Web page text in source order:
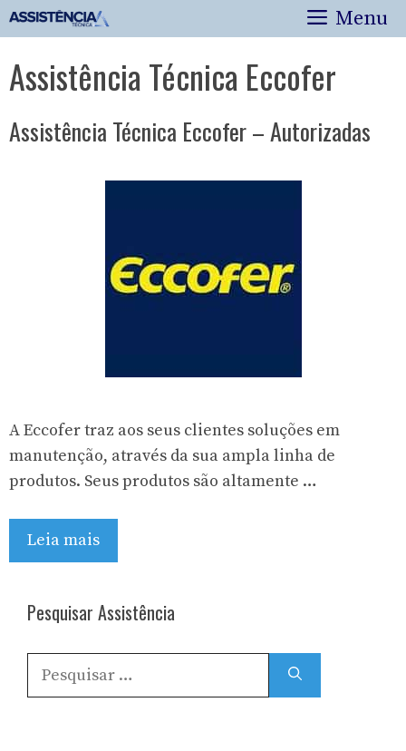
Pular
para
conteúdo
Menu
Assistência Técnica Eccofer
Assistência Técnica Eccofer – Autorizadas
A Eccofer traz aos seus clientes soluções em
manutenção, através da sua ampla linha de
produtos. Seus produtos são altamente …
Leia mais
Pesquisar Assistência
Pesquisar
por: